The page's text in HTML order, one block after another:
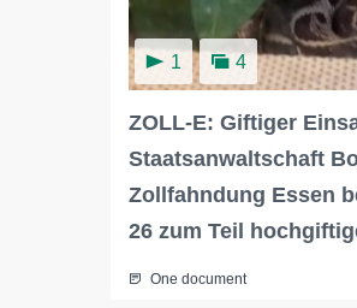
1 4
ZOLL-E: Giftiger
Staatsanwaltschaft
Zollfahndung Essen
26 zum Teil
One document